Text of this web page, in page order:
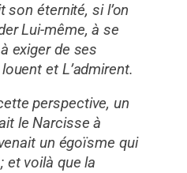
son éternité, si l’on
Lui-même, à se
exiger de ses
et L’admirent.
perspective, un
le Narcisse à
un égoïsme qui
et voilà que la